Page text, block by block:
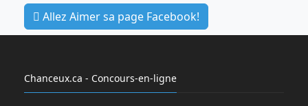
Allez Aimer sa page Facebook!
Chanceux.ca - Concours-en-ligne